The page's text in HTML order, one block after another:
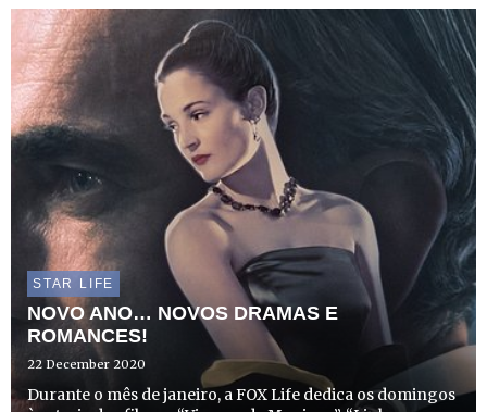
nunca imaginaram.
STAR LIFE
NOVO ANO… NOVOS DRAMAS E
ROMANCES!
22 December 2020
Durante o mês de janeiro, a FOX Life dedica os domingos